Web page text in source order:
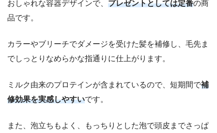
おしゃれな容器デザインで、 プレゼントとしては定番の商
品です。
カラーやブリーチでダメージを受けた髪を補修し、毛先ま
でしっとりなめらかな指通りに仕上がります。
ミルク由来のプロテインが含まれているので、短期間で補
修効果を実感しやすいです。
また、泡立ちもよく、もっちりとした泡で頭皮までさっぱ